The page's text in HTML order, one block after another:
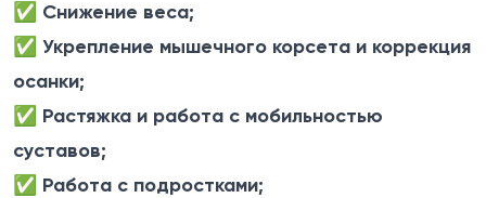
✅ Снижение веса;
✅ Укрепление мышечного корсета и коррекция
осанки;
✅ Растяжка и работа с мобильностью
суставов;
✅ Работа с подростками;